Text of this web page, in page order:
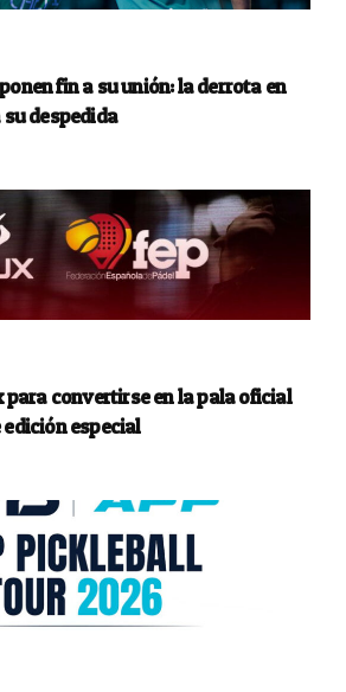
fin a su unión: la derrota en
despedida
para convertirse en la pala oficial
especial